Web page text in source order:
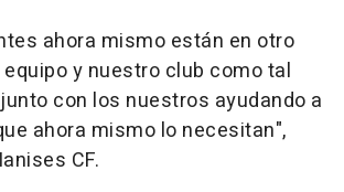
ahora mismo están en otro
y nuestro club como tal
con los nuestros ayudando a
ahora mismo lo necesitan",
CF.